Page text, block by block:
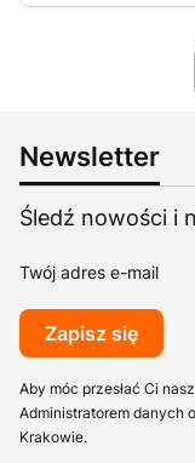
Newsletter
Śledź nowości i
Twój adres e-mail
Zapisz się
Aby móc przesłać Ci
Administratorem danych
Krakowie.